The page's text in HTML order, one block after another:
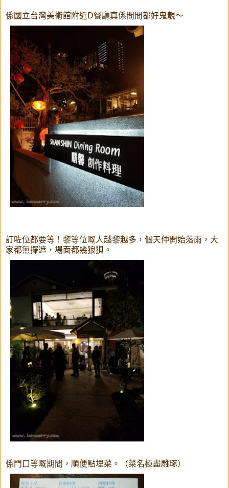
係國立台灣美術館附近D餐廳真係間間都好鬼靚～
訂咗位都要等！黎等位嘅人越黎越多，個天仲開始落雨，大
家都無攞遮，場面都幾狼狽。
係門口等嘅期間，順便點埋菜。（菜名極盡雕琢）